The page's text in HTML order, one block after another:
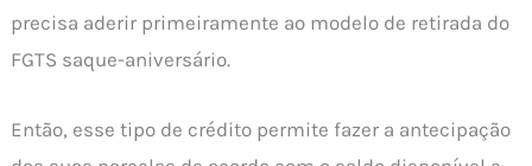
precisa aderir primeiramente ao modelo de retirada do
FGTS saque-aniversário.
Então, esse tipo de crédito permite fazer a antecipação